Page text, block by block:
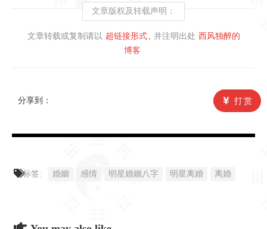
文章版权及转载声明：
文章转载或复制请以 超链接形式 并注明出处 西风独醉的
博客
分享到： 打赏
标签: 婚姻 感情 明星婚姻八字 明星离婚 离婚